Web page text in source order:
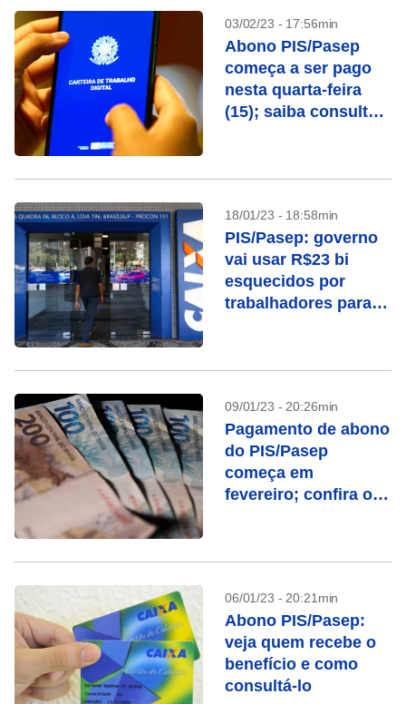
03/02/23 - 17:56min
Abono PIS/Pasep
começa a ser pago
nesta quarta-feira
(15); saiba consultar
18/01/23 - 18:58min
PIS/Pasep: governo
vai usar R$23 bi
esquecidos por
trabalhadores para
09/01/23 - 20:26min
Pagamento de abono
do PIS/Pasep
começa em
fevereiro; confira o
06/01/23 - 20:21min
Abono PIS/Pasep:
veja quem recebe o
benefício e como
consultá-lo